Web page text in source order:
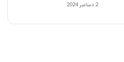
2 دسامبر 2024